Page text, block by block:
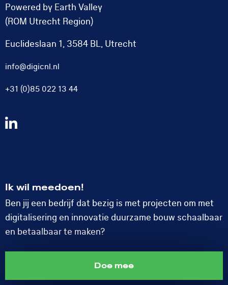
Powered by Earth Valley
(ROM Utrecht Region)
Euclideslaan 1, 3584 BL, Utrecht
info@digicnl.nl
+31 (0)85 022 13 44
Volg
Ik wil meedoen!
Ben jij een bedrijf dat bezig is met projecten om met
digitalisering en innovatie duurzame bouw schaalbaar
en betaalbaar te maken?
Doe mee